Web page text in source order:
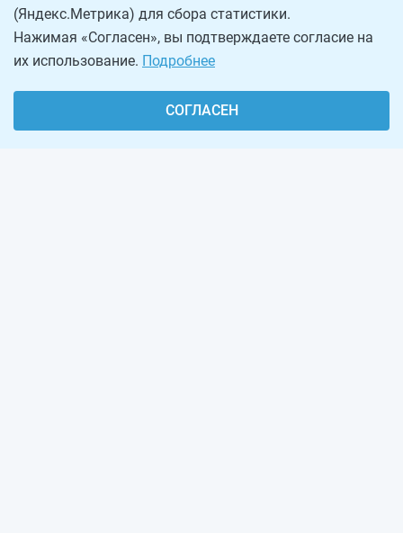
(Яндекс.Метрика) для сбора статистики.
Нажимая «Согласен», вы подтверждаете согласие на
их использование. Подробнее
СОГЛАСЕН